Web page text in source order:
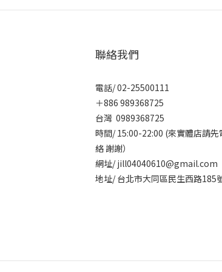
聯絡我們
電話/ 02-25500111
＋886 989368725
台灣 0989368725
時間/ 15:00-22:00 (來實體店請先
絡 謝謝）
網址/ jill04040610@gmail.com
地址/ 台北市大同區民生西路185